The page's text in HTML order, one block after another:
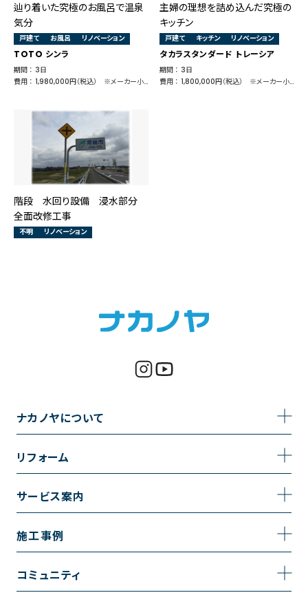
辿り着いた究極のお風呂で温泉
気分
戸建て お風呂 リノベーション
TOTO シンラ
期間 ： 3日
費用 ： 1,980,000円（税込） ※メーカー小売価格 1,841,070円
主婦の理想を詰め込んだ究極の
キッチン
戸建て キッチン リノベーション
タカラスタンダード トレーシア
期間 ： 3日
費用 ： 1,800,000円（税込） ※メーカー小売価格 1,140,920円
階段 水回り設備 浸水部分
全面改修工事
不明 リノベーション
ナカノヤについて
採用情報
リフォーム
トイレのリフォーム
キッチンのリフォーム
サービス案内
サービスの流れ
施工事例
施工事例一覧
コミュニティ